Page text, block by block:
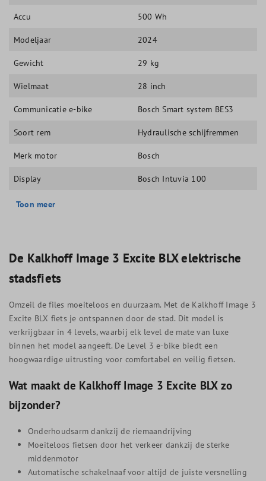
Accu 500 Wh
Modeljaar 2024
Gewicht 29 kg
Wielmaat 28 inch
Communicatie e-bike Bosch Smart system BES3
Soort rem Hydraulische schijfremmen
Merk motor Bosch
Display Bosch Intuvia 100
Toon meer
De Kalkhoff Image 3 Excite BLX elektrische
stadsfiets
Omzeil de files moeiteloos en duurzaam. Met de Kalkhoff Image 3
Excite BLX fiets je ontspannen door de stad. Dit model is
verkrijgbaar in 4 levels, waarbij elk level de mate van luxe
binnen het model aangeeft. De Level 3 e-bike biedt een
hoogwaardige uitrusting voor comfortabel en veilig fietsen.
Wat maakt de Kalkhoff Image 3 Excite BLX zo
bijzonder?
Onderhoudsarm dankzij de riemaandrijving
Moeiteloos fietsen door het verkeer dankzij de sterke
middenmotor
Automatische schakelnaaf voor altijd de juiste versnelling